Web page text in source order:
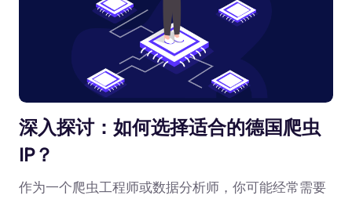
深入探讨：如何选择适合的德国爬虫
IP？
作为一个爬虫工程师或数据分析师，你可能经常需要